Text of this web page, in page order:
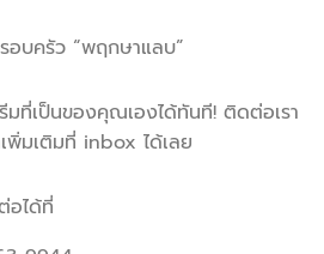
อบครัว “พฤกษาแลบ”
มที่เป็นของคุณเองได้ทันที! ติดต่อเรา
พิ่มเติมที่ inbox ได้เลย
อได้ที่